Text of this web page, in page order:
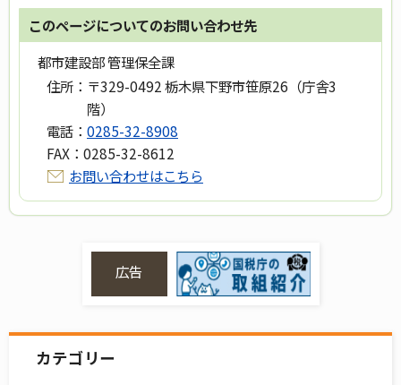
このページについてのお問い合わせ先
都市建設部 管理保全課
住所： 〒329-0492 栃木県下野市笹原26（庁舎3
階）
電話： 0285-32-8908
FAX： 0285-32-8612
お問い合わせはこちら
広告
カテゴリー